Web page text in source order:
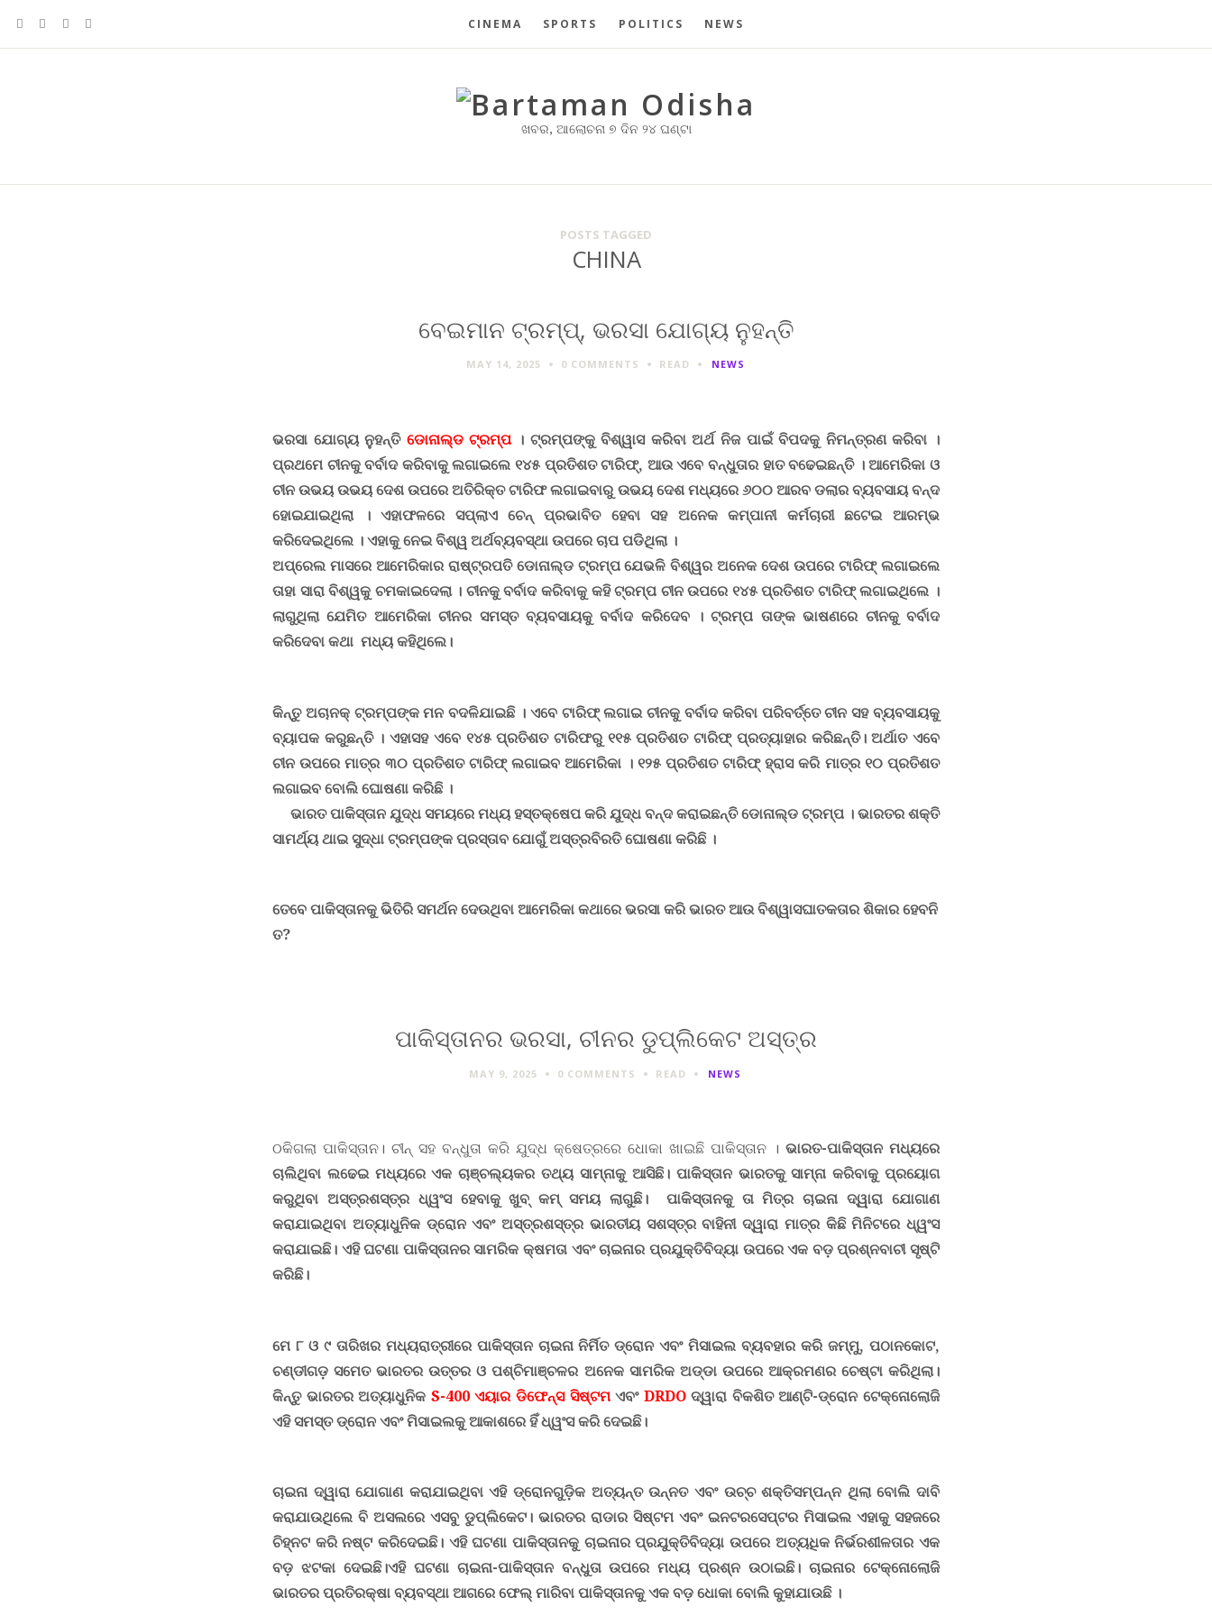
CINEMA SPORTS POLITICS NEWS
ଖବର, ଆଲୋଚନା ୭ ଦିନ ୨୪ ଘଣ୍ଟା
POSTS TAGGED
CHINA
ବେଇମାନ ଟ୍ରମ୍ପ୍, ଭରସା ଯୋଗ୍ୟ ନୁହନ୍ତି
MAY 14, 2025 0 COMMENTS READ NEWS
ଭରସା ଯୋଗ୍ୟ ନୁହନ୍ତି ଡୋନାଲ୍ଡ ଟ୍ରମ୍ପ । ଟ୍ରମ୍ପଙ୍କୁ ବିଶ୍ୱାସ କରିବା ଅର୍ଥ ନିଜ ପାଇଁ ବିପଦକୁ ନିମନ୍ତ୍ରଣ କରିବା ।
ପ୍ରଥମେ ଚୀନକୁ ବର୍ବାଦ କରିବାକୁ ଲଗାଇଲେ ୧୪୫ ପ୍ରତିଶତ ଟାରିଫ୍, ଆଉଏବେ ବନ୍ଧୁତାର ହାତ ବଢେଇଛନ୍ତି । ଆମେରିକା ଓ
ଚୀନ ଉଭୟ ଉଭୟ ଦେଶ ଉପରେ ଅତିରିକ୍ତ ଟାରିଫ ଲଗାଇବାରୁ ଉଭୟ ଦେଶ ମଧ୍ୟରେ ୬୦୦ ଆରବ ଡଲାର ବ୍ୟବସାୟ ବନ୍ଦ
ହୋଇଯାଇଥିଲା । ଏହାଫଳରେ ସପ୍ଲାଏ ଚେନ୍ ପ୍ରଭାବିତ ହେବା ସହ ଅନେକ କମ୍ପାନୀ କର୍ମଚାରୀ ଛଟେଇ ଆରମ୍ଭ
କରିଦେଇଥିଲେ । ଏହାକୁ ନେଇ ବିଶ୍ୱ ଅର୍ଥବ୍ୟବସ୍ଥା ଉପରେ ଚାପ ପଡିଥିଲା ।
ଅପ୍ରେଲ ମାସରେ ଆମେରିକାର ରାଷ୍ଟ୍ରପତି ଡୋନାଲ୍ଡ ଟ୍ରମ୍ପ ଯେଭଳି ବିଶ୍ୱର ଅନେକ ଦେଶ ଉପରେ ଟାରିଫ୍ ଲଗାଇଲେ
ତାହା ସାରା ବିଶ୍ୱକୁ ଚମକାଇଦେଲା । ଚୀନକୁ ବର୍ବାଦ କରିବାକୁ କହି ଟ୍ରମ୍ପ ଚୀନ ଉପରେ ୧୪୫ ପ୍ରତିଶତ ଟାରିଫ୍ ଲଗାଇଥିଲେ ।
ଲାଗୁଥିଲା ଯେମିତ ଆମେରିକା ଚୀନର ସମସ୍ତ ବ୍ୟବସାୟକୁ ବର୍ବାଦ କରିଦେବ । ଟ୍ରମ୍ପ ତାଙ୍କ ଭାଷଣରେ ଚୀନକୁ ବର୍ବାଦ
କରିଦେବା କଥା ମଧ୍ୟ କହିଥିଲେ।
କିନ୍ତୁ ଅଚାନକ୍ ଟ୍ରମ୍ପଙ୍କ ମନ ବଦଳିଯାଇଛି । ଏବେ ଟାରିଫ୍ ଲଗାଇ ଚୀନକୁ ବର୍ବାଦ କରିବା ପରିବର୍ତ୍ତେ ଚୀନ ସହ ବ୍ୟବସାୟକୁ
ବ୍ୟାପକ କରୁଛନ୍ତି ।ଏହାସହ ଏବେ ୧୪୫ ପ୍ରତିଶତ ଟାରିଫରୁ ୧୧୫ ପ୍ରତିଶତ ଟାରିଫ୍ ପ୍ରତ୍ୟାହାର କରିଛନ୍ତି।ଅର୍ଥାତ ଏବେ
ଚୀନ ଉପରେ ମାତ୍ର ୩୦ ପ୍ରତିଶତ ଟାରିଫ୍ ଲଗାଇବ ଆମେରିକା । ୧୨୫ ପ୍ରତିଶତ ଟାରିଫ୍ ହ୍ରାସ କରି ମାତ୍ର ୧୦ ପ୍ରତିଶତ
ଲଗାଇବ ବୋଲି ଘୋଷଣା କରିଛି ।
ଭାରତ ପାକିସ୍ତାନ ଯୁଦ୍ଧ ସମୟରେ ମଧ୍ୟ ହସ୍ତକ୍ଷେପ କରି ଯୁଦ୍ଧ ବନ୍ଦ କରାଇଛନ୍ତି ଡୋନାଲ୍ଡ ଟ୍ରମ୍ପ । ଭାରତର ଶକ୍ତି
ସାମର୍ଥ୍ୟ ଥାଇ ସୁଦ୍ଧା ଟ୍ରମ୍ପଙ୍କ ପ୍ରସ୍ତାବ ଯୋଗୁଁ ଅସ୍ତ୍ରବିରତି ଘୋଷଣା କରିଛି ।
ତେବେ ପାକିସ୍ତାନକୁ ଭିତିରି ସମର୍ଥନ ଦେଉଥିବା ଆମେରିକା କଥାରେ ଭରସା କରି ଭାରତ ଆଉ ବିଶ୍ୱାସଘାତକତାର ଶିକାର ହେବନି
ତ?
ପାକିସ୍ତାନର ଭରସା, ଚୀନର ଡୁପ୍ଲିକେଟ ଅସ୍ତ୍ର
MAY 9, 2025 0 COMMENTS READ NEWS
ଠକିଗଲା ପାକିସ୍ତାନ। ଚୀନ୍ ସହ ବନ୍ଧୁତା କରି ଯୁଦ୍ଧ କ୍ଷେତ୍ରରେ ଧୋକା ଖାଇଛି ପାକିସ୍ତାନ । ଭାରତ-ପାକିସ୍ତାନ ମଧ୍ୟରେ
ଚାଲିଥିବା ଲଢେଇ ମଧ୍ୟରେ ଏକ ଚାଞ୍ଚଲ୍ୟକର ତଥ୍ୟ ସାମ୍ନାକୁ ଆସିଛି। ପାକିସ୍ତାନ ଭାରତକୁ ସାମ୍ନା କରିବାକୁ ପ୍ରୟୋଗ
କରୁଥିବା ଅସ୍ତ୍ରଶସ୍ତ୍ର ଧ୍ୱଂସ ହେବାକୁ ଖୁବ୍ କମ୍ ସମୟ ଲାଗୁଛି। ପାକିସ୍ତାନକୁ ତା ମିତ୍ର ଚାଇନା ଦ୍ୱାରା ଯୋଗାଣ
କରାଯାଇଥିବା ଅତ୍ୟାଧୁନିକ ଡ୍ରୋନ ଏବଂ ଅସ୍ତ୍ରଶସ୍ତ୍ର ଭାରତୀୟ ସଶସ୍ତ୍ର ବାହିନୀ ଦ୍ୱାରା ମାତ୍ର କିଛି ମିନିଟରେ ଧ୍ୱଂସ
କରାଯାଇଛି। ଏହି ଘଟଣା ପାକିସ୍ତାନର ସାମରିକ କ୍ଷମତା ଏବଂ ଚାଇନାର ପ୍ରଯୁକ୍ତିବିଦ୍ୟା ଉପରେ ଏକ ବଡ଼ ପ୍ରଶ୍ନବାଚୀ ସୃଷ୍ଟି
କରିଛି।
ମେ ୮ ଓ ୯ ତାରିଖର ମଧ୍ୟରାତ୍ରୀରେ ପାକିସ୍ତାନ ଚାଇନା ନିର୍ମିତ ଡ୍ରୋନ ଏବଂ ମିସାଇଲ ବ୍ୟବହାର କରି ଜମ୍ମୁ,ପଠାନକୋଟ,
ଚଣ୍ଡୀଗଡ଼ ସମେତ ଭାରତର ଉତ୍ତର ଓ ପଶ୍ଚିମାଞ୍ଚଳର ଅନେକ ସାମରିକ ଅଡ୍ଡା ଉପରେ ଆକ୍ରମଣର ଚେଷ୍ଟା କରିଥିଲା।
କିନ୍ତୁ ଭାରତର ଅତ୍ୟାଧୁନିକ S-400ଏୟାର ଡିଫେନ୍ସ ସିଷ୍ଟମଏବଂ DRDOଦ୍ୱାରା ବିକଶିତ ଆଣ୍ଟି-ଡ୍ରୋନ ଟେକ୍ନୋଲୋଜି
ଏହି ସମସ୍ତ ଡ୍ରୋନ ଏବଂ ମିସାଇଲକୁ ଆକାଶରେ ହିଁ ଧ୍ୱଂସ କରି ଦେଇଛି।
ଚାଇନା ଦ୍ୱାରା ଯୋଗାଣ କରାଯାଇଥିବା ଏହି ଡ୍ରୋନଗୁଡ଼ିକ ଅତ୍ୟନ୍ତ ଉନ୍ନତ ଏବଂ ଉଚ୍ଚ ଶକ୍ତିସମ୍ପନ୍ନ ଥିଲା ବୋଲି ଦାବି
କରାଯାଉଥିଲେ ବି ଅସଲରେ ଏସବୁ ଡୁପ୍ଲିକେଟ। ଭାରତର ରାଡାର ସିଷ୍ଟମ ଏବଂ ଇନଟରସେପ୍ଟର ମିସାଇଲ ଏହାକୁ ସହଜରେ
ଚିହ୍ନଟ କରି ନଷ୍ଟ କରିଦେଇଛି। ଏହି ଘଟଣା ପାକିସ୍ତାନକୁ ଚାଇନାର ପ୍ରଯୁକ୍ତିବିଦ୍ୟା ଉପରେ ଅତ୍ୟଧିକ ନିର୍ଭରଶୀଳତାର ଏକ
ବଡ଼ ଝଟକା ଦେଇଛି।ଏହି ଘଟଣା ଚାଇନା-ପାକିସ୍ତାନ ବନ୍ଧୁତା ଉପରେ ମଧ୍ୟ ପ୍ରଶ୍ନ ଉଠାଇଛି। ଚାଇନାର ଟେକ୍ନୋଲୋଜି
ଭାରତର ପ୍ରତିରକ୍ଷା ବ୍ୟବସ୍ଥା ଆଗରେ ଫେଲ୍ ମାରିବା ପାକିସ୍ତାନକୁ ଏକ ବଡ଼ ଧୋକା ବୋଲି କୁହାଯାଉଛି ।